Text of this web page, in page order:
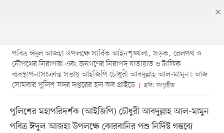
পবিত্র ঈদুল আজহা উপলক্ষে সার্বিক আইনশৃঙ্খলা, সড়ক, রেলপথ ও
নৌপথের নিরাপত্তা এবং জনগণের নিরাপদ যাতায়াত ও ট্রাফিক
ব্যবস্থাপনাসংক্রান্ত সভায় আইজিপি চৌধুরী আবদুল্লাহ আল-মামুন। আজ
সোমবার পুলিশ সদর দপ্তরের হল অব প্রাইডে
ছবি: সংগৃহীত
পুলিশের মহাপরিদর্শক (আইজিপি) চৌধুরী আবদুল্লাহ আল-মামুন
পবিত্র ঈদুল আজহা উপলক্ষে কোরবানির পশু নির্দিষ্ট গন্তব্যে